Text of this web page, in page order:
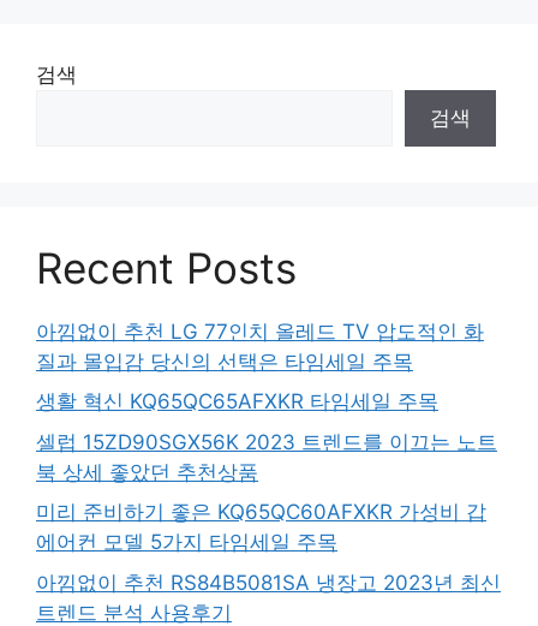
검색
검색
Recent Posts
아낌없이 추천 LG 77인치 올레드 TV 압도적인 화
질과 몰입감 당신의 선택은 타임세일 주목
생활 혁신 KQ65QC65AFXKR 타임세일 주목
셀럽 15ZD90SGX56K 2023 트렌드를 이끄는 노트
북 상세 좋았던 추천상품
미리 준비하기 좋은 KQ65QC60AFXKR 가성비 갑
에어컨 모델 5가지 타임세일 주목
아낌없이 추천 RS84B5081SA 냉장고 2023년 최신
트렌드 분석 사용후기